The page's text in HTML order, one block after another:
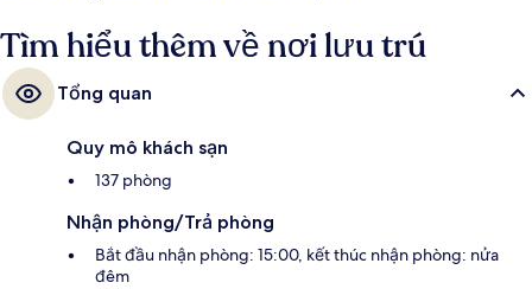
Tìm hiểu thêm về nơi lưu trú
Tổng quan
Quy mô khách sạn
137 phòng
Nhận phòng/Trả phòng
Bắt đầu nhận phòng: 15:00, kết thúc nhận phòng: nửa
đêm